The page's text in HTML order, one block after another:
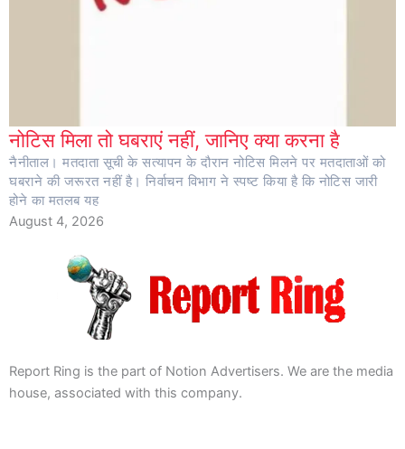
नोटिस मिला तो घबराएं नहीं, जानिए क्या करना है
नैनीताल। मतदाता सूची के सत्यापन के दौरान नोटिस मिलने पर मतदाताओं को
घबराने की जरूरत नहीं है। निर्वाचन विभाग ने स्पष्ट किया है कि नोटिस जारी
होने का मतलब यह
August 4, 2026
Report Ring is the part of Notion Advertisers. We are the media
house, associated with this company.